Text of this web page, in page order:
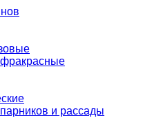
и рассады